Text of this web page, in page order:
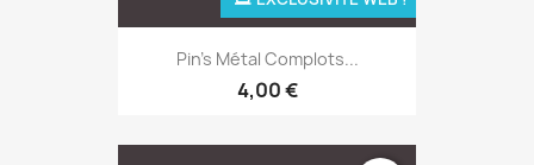
Pin's Métal Complots...
4,00 €